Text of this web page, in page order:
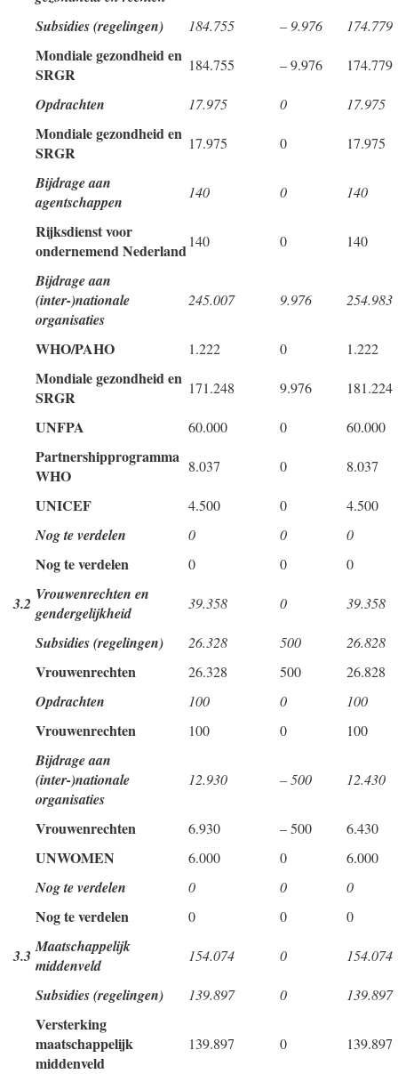
Subsidies (regelingen)
184.755 – 9.976 174.779
Mondiale gezondheid en
SRGR
184.755 – 9.976 174.779
Opdrachten 17.975 0 17.975
Mondiale gezondheid en
SRGR
17.975 0 17.975
Bijdrage aan
agentschappen
140 0 140
Rijksdienst voor
ondernemend Nederland140 0 140
Bijdrage aan
(inter-)nationale
organisaties
245.007 9.976 254.983
WHO/PAHO 1.222 0 1.222
Mondiale gezondheid en
SRGR
171.248 9.976 181.224
UNFPA 60.000 0 60.000
Partnershipprogramma
WHO
8.037 0 8.037
UNICEF 4.500 0 4.500
Nog te verdelen 0 0 0
Nog te verdelen 0 0 0
3.2 Vrouwenrechten en
gendergelijkheid
39.358 0 39.358
Subsidies (regelingen) 26.328 500 26.828
Vrouwenrechten 26.328 500 26.828
Opdrachten 100 0 100
Vrouwenrechten 100 0 100
Bijdrage aan
(inter-)nationale
organisaties
12.930 – 500 12.430
Vrouwenrechten 6.930 – 500 6.430
UNWOMEN 6.000 0 6.000
Nog te verdelen 0 0 0
Nog te verdelen 0 0 0
3.3 Maatschappelijk
middenveld
154.074 0 154.074
Subsidies (regelingen) 139.897 0 139.897
Versterking
maatschappelijk
middenveld
139.897 0 139.897